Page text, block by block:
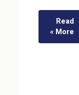
Read
More »